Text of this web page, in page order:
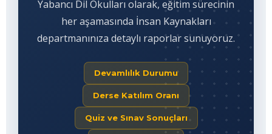
Yabancı Dil Okulları olarak, eğitim sürecinin
her aşamasında İnsan Kaynakları
departmanınıza detaylı raporlar sunuyoruz.
Devamlılık Durumu
Derse Katılım Oranı
Quiz ve Sınav Sonuçları